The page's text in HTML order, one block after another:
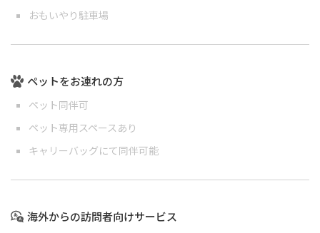
おもいやり駐車場
ペットをお連れの方
ペット同伴可
ペット専用スペースあり
キャリーバッグにて同伴可能
海外からの訪問者向けサービス